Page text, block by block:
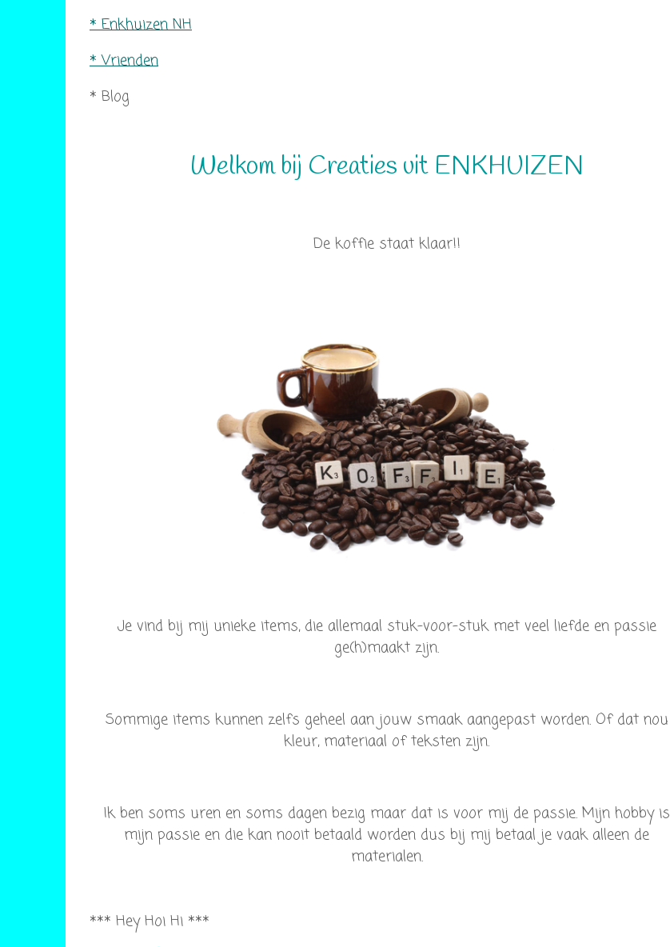
* Enkhuizen NH
* Vrienden
* Blog
Welkom bij Creaties uit ENKHUIZEN
De koffie staat klaar!!
Je vind bij mij unieke items, die allemaal stuk-voor-stuk met veel liefde en passie
ge(h)maakt zijn.
Sommige items kunnen zelfs geheel aan jouw smaak aangepast worden. Of dat nou
kleur, materiaal of teksten zijn.
Ik ben soms uren en soms dagen bezig maar dat is voor mij de passie. Mijn hobby is
mijn passie en die kan nooit betaald worden dus bij mij betaal je vaak alleen de
materialen.
*** Hey Hoi Hi ***